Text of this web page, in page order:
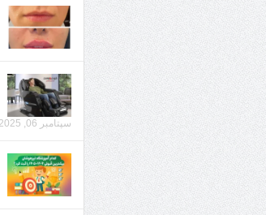
سپتامبر 06, 2025